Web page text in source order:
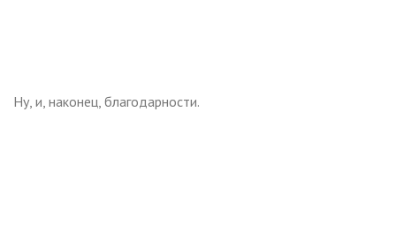
Ну, и, наконец, благодарности.